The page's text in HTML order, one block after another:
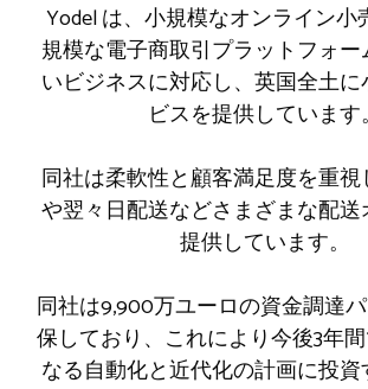
Yodel は、小規模なオンライン小
規模な電子商取引プラットフォ
いビジネスに対応し、英国全土
ビスを提供しています。
同社は柔軟性と顧客満足度を重
や翌々日配送などさまざまな配
提供しています。
同社は9,900万ユーロの資金調達
保しており、これにより今後3年
なる自動化と近代化の計画に投